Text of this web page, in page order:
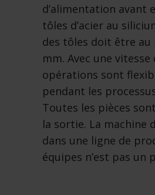
d’alimentation avant
tôles d’acier au
des tôles doit être au
mm. Avec une
opérations sont
pendant les
Toutes les pièces
la sortie. La machine
dans une ligne de
équipes n’est pas un